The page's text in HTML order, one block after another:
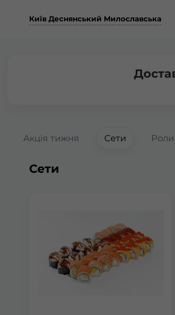
Київ Деснянський Милославська
Акція тижня Сети
Сети